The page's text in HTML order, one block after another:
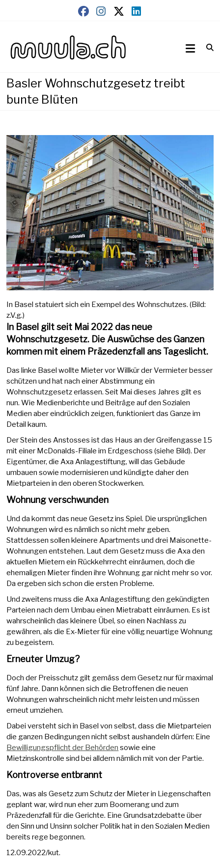
muula.ch
Basler Wohnschutzgesetz treibt
bunte Blüten
In Basel statuiert sich ein Exempel des Wohnschutzes. (Bild:
z.V.g.)
In Basel gilt seit Mai 2022 das neue
Wohnschutzgesetz. Die Auswüchse des Ganzen
kommen mit einem Präzedenzfall ans Tageslicht.
Das linke Basel wollte Mieter vor Willkür der Vermieter besser
schützen und hat nach einer Abstimmung ein
Wohnschutzgesetz erlassen. Seit Mai dieses Jahres gilt es
nun. Wie Medienberichte und Beiträge auf den Sozialen
Medien aber eindrücklich zeigen, funktioniert das Ganze im
Detail kaum.
Der Stein des Anstosses ist das Haus an der Greifengasse 15
mit einer McDonalds-Filiale im Erdgeschoss (siehe Bild). Der
Eigentümer, die Axa Anlagestiftung, will das Gebäude
umbauen sowie modernisieren und kündigte daher den
Mietparteien in den oberen Stockwerken.
Wohnung verschwunden
Und da kommt das neue Gesetz ins Spiel. Die ursprünglichen
Wohnungen wird es nämlich so nicht mehr geben.
Stattdessen sollen kleinere Apartments und drei Maisonette-
Wohnungen entstehen. Laut dem Gesetz muss die Axa den
aktuellen Mietern ein Rückkehrrecht einräumen, doch die
ehemaligen Mieter finden ihre Wohnung gar nicht mehr so vor.
Da ergeben sich schon die ersten Probleme.
Und zweitens muss die Axa Anlagestiftung den gekündigten
Parteien nach dem Umbau einen Mietrabatt einräumen. Es ist
wahrscheinlich das kleinere Übel, so einen Nachlass zu
gewähren, als die Ex-Mieter für eine völlig neuartige Wohnung
zu begeistern.
Erneuter Umzug?
Doch der Preisschutz gilt gemäss dem Gesetz nur für maximal
fünf Jahre. Dann können sich die Betroffenen die neuen
Wohnungen wahrscheinlich nicht mehr leisten und müssen
erneut umziehen.
Dabei versteht sich in Basel von selbst, dass die Mietparteien
die ganzen Bedingungen nicht selbst aushandeln dürfen: Eine
Bewilligungspflicht der Behörden sowie eine
Mietzinskontrolle sind bei alldem nämlich mit von der Partie.
Kontroverse entbrannt
Das, was als Gesetz zum Schutz der Mieter in Liegenschaften
geplant war, wird nun eher zum Boomerang und zum
Präzedenzfall für die Gerichte. Eine Grundsatzdebatte über
den Sinn und Unsinn solcher Politik hat in den Sozialen Medien
bereits rege begonnen.
12.09.2022/kut.